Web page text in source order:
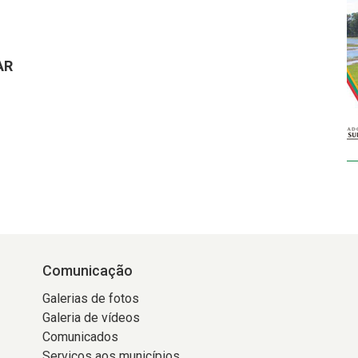
Comunicação
Galerias de fotos
Galeria de vídeos
Comunicados